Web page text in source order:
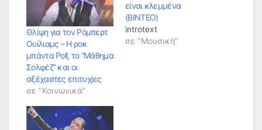
Θλίψη για τον Ρόμπερτ
Ουίλιαμς – Η ροκ
μπάντα Poll, το “Μάθημα
Σολφέζ” και οι
αξέχαστες επιτυχίες
σε "Κοινωνικά"
είναι κλεμμένα
(ΒΙΝΤΕΟ)
introtext
σε "Μουσική"